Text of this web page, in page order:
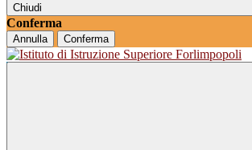
Chiudi
Conferma
Annulla Conferma